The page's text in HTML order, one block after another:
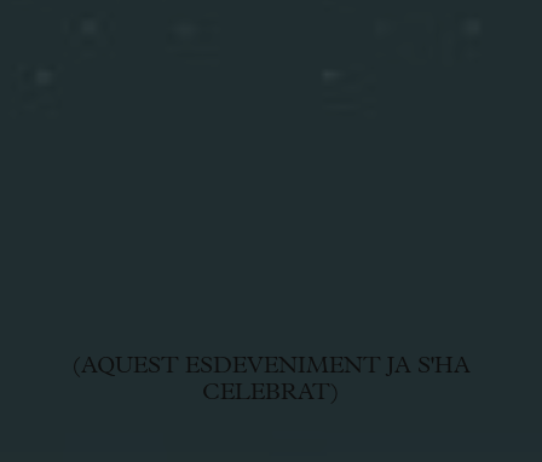
(AQUEST ESDEVENIMENT JA S'HA
CELEBRAT)